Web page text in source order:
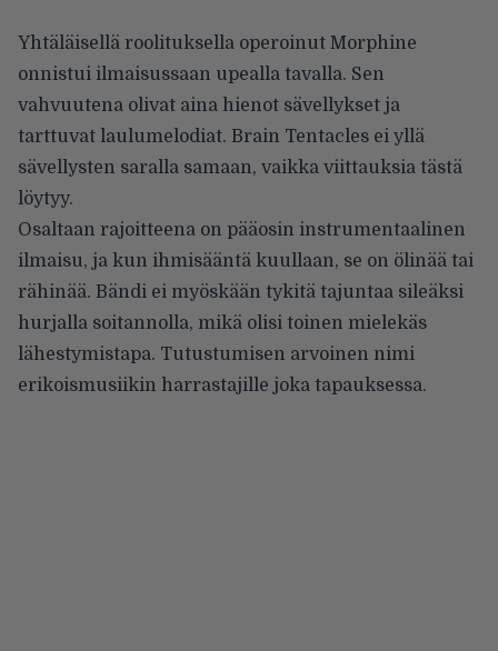
Yhtäläisellä roolituksella operoinut Morphine
onnistui ilmaisussaan upealla tavalla. Sen
vahvuutena olivat aina hienot sävellykset ja
tarttuvat laulumelodiat. Brain Tentacles ei yllä
sävellysten saralla samaan, vaikka viittauksia tästä
löytyy.
Osaltaan rajoitteena on pääosin instrumentaalinen
ilmaisu, ja kun ihmisääntä kuullaan, se on ölinää tai
rähinää. Bändi ei myöskään tykitä tajuntaa sileäksi
hurjalla soitannolla, mikä olisi toinen mielekäs
lähestymistapa. Tutustumisen arvoinen nimi
erikoismusiikin harrastajille joka tapauksessa.